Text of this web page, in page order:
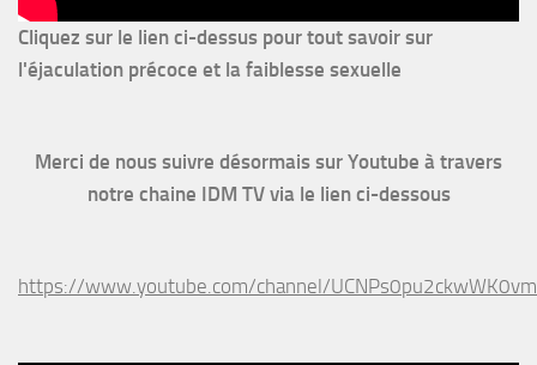
Cliquez sur le lien ci-dessus pour tout savoir sur
l'éjaculation précoce et la faiblesse sexuelle
Merci de nous suivre désormais sur Youtube à travers
notre chaine IDM TV via le lien ci-dessous
https://www.youtube.com/channel/